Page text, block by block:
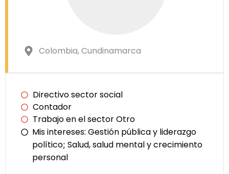
Colombia, Cundinamarca
Directivo sector social
Contador
Trabajo en el sector Otro
Mis intereses: Gestión pública y liderazgo
político; Salud, salud mental y crecimiento
personal